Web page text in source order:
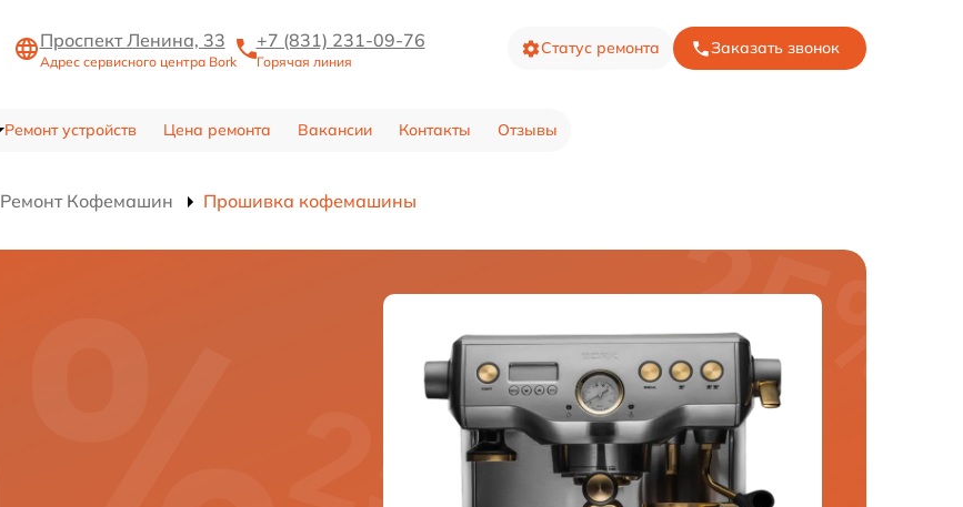
Проспект Ленина, 33
Адрес сервисного центра Bork
+7 (831) 231-09-76
Горячая линия
Статус ремонта Заказать звонок
Ремонт устройств Цена ремонта Вакансии Контакты Отзывы
Ремонт Кофемашин Прошивка кофемашины